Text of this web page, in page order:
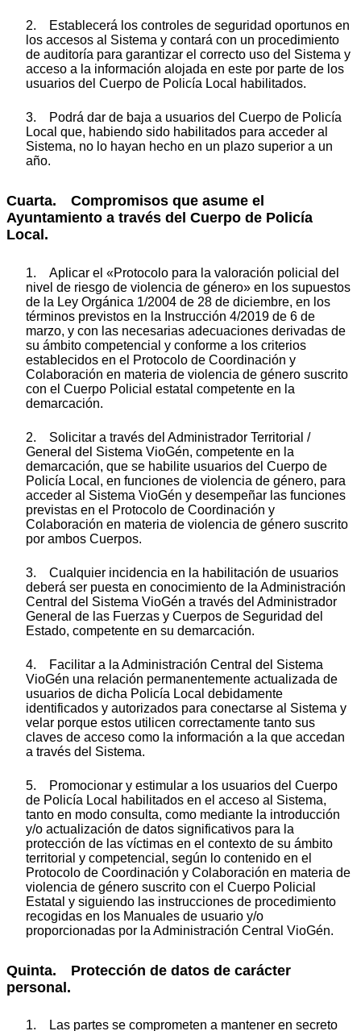
2. Establecerá los controles de seguridad oportunos en
los accesos al Sistema y contará con un procedimiento
de auditoría para garantizar el correcto uso del Sistema y
acceso a la información alojada en este por parte de los
usuarios del Cuerpo de Policía Local habilitados.
3. Podrá dar de baja a usuarios del Cuerpo de Policía
Local que, habiendo sido habilitados para acceder al
Sistema, no lo hayan hecho en un plazo superior a un
año.
Cuarta. Compromisos que asume el
Ayuntamiento a través del Cuerpo de Policía
Local.
1. Aplicar el «Protocolo para la valoración policial del
nivel de riesgo de violencia de género» en los supuestos
de la Ley Orgánica 1/2004 de 28 de diciembre, en los
términos previstos en la Instrucción 4/2019 de 6 de
marzo, y con las necesarias adecuaciones derivadas de
su ámbito competencial y conforme a los criterios
establecidos en el Protocolo de Coordinación y
Colaboración en materia de violencia de género suscrito
con el Cuerpo Policial estatal competente en la
demarcación.
2. Solicitar a través del Administrador Territorial /
General del Sistema VioGén, competente en la
demarcación, que se habilite usuarios del Cuerpo de
Policía Local, en funciones de violencia de género, para
acceder al Sistema VioGén y desempeñar las funciones
previstas en el Protocolo de Coordinación y
Colaboración en materia de violencia de género suscrito
por ambos Cuerpos.
3. Cualquier incidencia en la habilitación de usuarios
deberá ser puesta en conocimiento de la Administración
Central del Sistema VioGén a través del Administrador
General de las Fuerzas y Cuerpos de Seguridad del
Estado, competente en su demarcación.
4. Facilitar a la Administración Central del Sistema
VioGén una relación permanentemente actualizada de
usuarios de dicha Policía Local debidamente
identificados y autorizados para conectarse al Sistema y
velar porque estos utilicen correctamente tanto sus
claves de acceso como la información a la que accedan
a través del Sistema.
5. Promocionar y estimular a los usuarios del Cuerpo
de Policía Local habilitados en el acceso al Sistema,
tanto en modo consulta, como mediante la introducción
y/o actualización de datos significativos para la
protección de las víctimas en el contexto de su ámbito
territorial y competencial, según lo contenido en el
Protocolo de Coordinación y Colaboración en materia de
violencia de género suscrito con el Cuerpo Policial
Estatal y siguiendo las instrucciones de procedimiento
recogidas en los Manuales de usuario y/o
proporcionadas por la Administración Central VioGén.
Quinta. Protección de datos de carácter
personal.
1. Las partes se comprometen a mantener en secreto